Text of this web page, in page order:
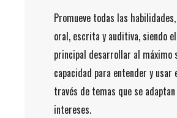
Promueve todas las
oral, escrita y auditiva, siendo
principal desarrollar al máximo
capacidad para entender y usar
través de temas que se
intereses.